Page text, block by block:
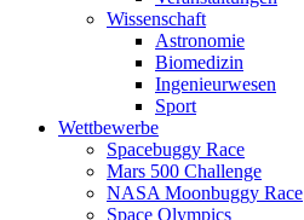
Wissenschaft
Astronomie
Biomedizin
Ingenieurwesen
Sport
Wettbewerbe
Spacebuggy Race
Mars 500 Challenge
NASA Moonbuggy Race
Space Olympics